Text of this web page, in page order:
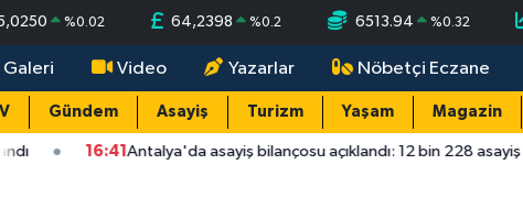
%0.02 64,2398 %0.2 6513.94 %0.32
Galeri Video Yazarlar Nöbetçi Eczane
Gündem Asayiş Turizm Yaşam Magazin
Antalya'da asayiş bilançosu açıklandı: 12 bin 228 asayiş olayının yüzde